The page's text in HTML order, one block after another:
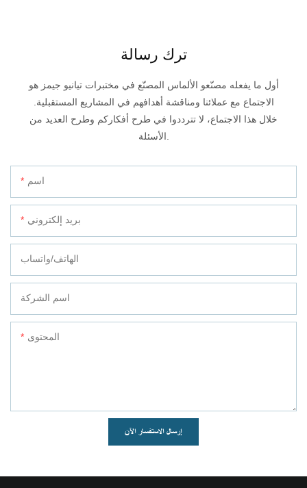
ترك رسالة
أول ما يفعله مصنّعو الألماس المصنّع في مختبرات تيانيو جيمز هو
الاجتماع مع عملائنا ومناقشة أهدافهم في المشاريع المستقبلية.
خلال هذا الاجتماع، لا تترددوا في طرح أفكاركم وطرح العديد من
الأسئلة.
اسم
بريد إلكتروني
الهاتف/واتساب
اسم الشركة
المحتوى
إرسال الاستفسار الآن